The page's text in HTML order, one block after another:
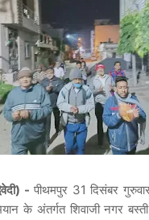
- पीथमपुर 31 दिसंबर
के अंतर्गत शिवाजी नगर